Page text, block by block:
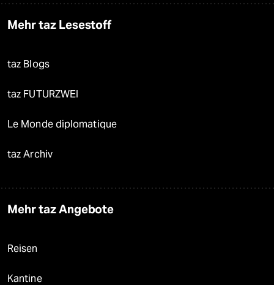
Mehr taz Lesestoff
taz Blogs
taz FUTURZWEI
Le Monde diplomatique
taz Archiv
Mehr taz Angebote
Reisen
Kantine